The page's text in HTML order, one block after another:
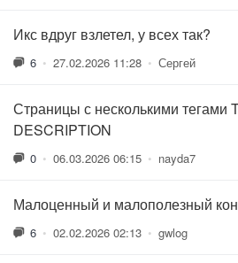
Икс вдруг взлетел, у всех так?
6 • 27.02.2026 11:28 • Сергей
Страницы с несколькими тегами
DESCRIPTION
0 • 06.03.2026 06:15 • nayda7
Малоценный и малополезный
6 • 02.02.2026 02:13 • gwlog